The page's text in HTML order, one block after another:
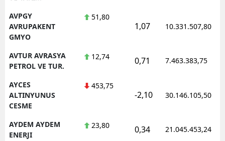
AVPGY
AVRUPAKENT
GMYO
51,80
1,07 10.331.507,80
AVTUR AVRASYA
PETROL VE TUR.
12,74 0,71 7.463.383,75
AYCES
ALTINYUNUS
CESME
453,75
-2,10 30.146.105,50
AYDEM AYDEM
ENERJI
23,80 0,34 21.045.453,24